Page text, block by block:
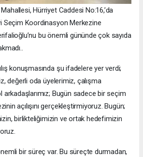
Hürriyet Caddesi No:16,’da
Seçim Koordinasyon Merkezine
bu önemli gününde çok sayıda
konuşmasında şu ifadelere yer verdi;
değerli oda üyelerimiz, çalışma
arkadaşlarımız; Bugün sadece bir seçim
açılışını gerçekleştirmiyoruz. Bugün;
birlikteliğimizin ve ortak hedefimizin
bir süreç var. Bu süreçte durmadan,